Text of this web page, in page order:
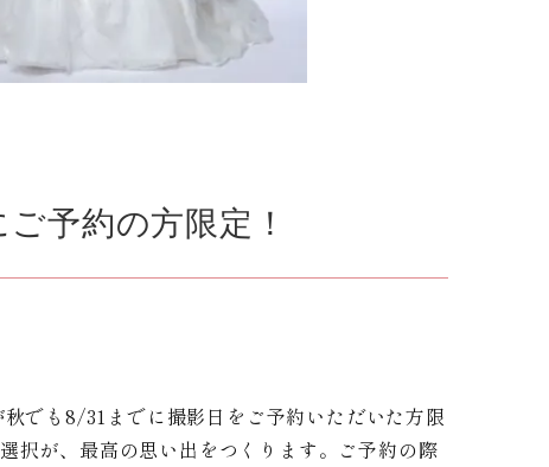
予約の方限定！
でも8/31までに撮影日をご予約いただいた方限
択が、最高の思い出をつくります。ご予約の際